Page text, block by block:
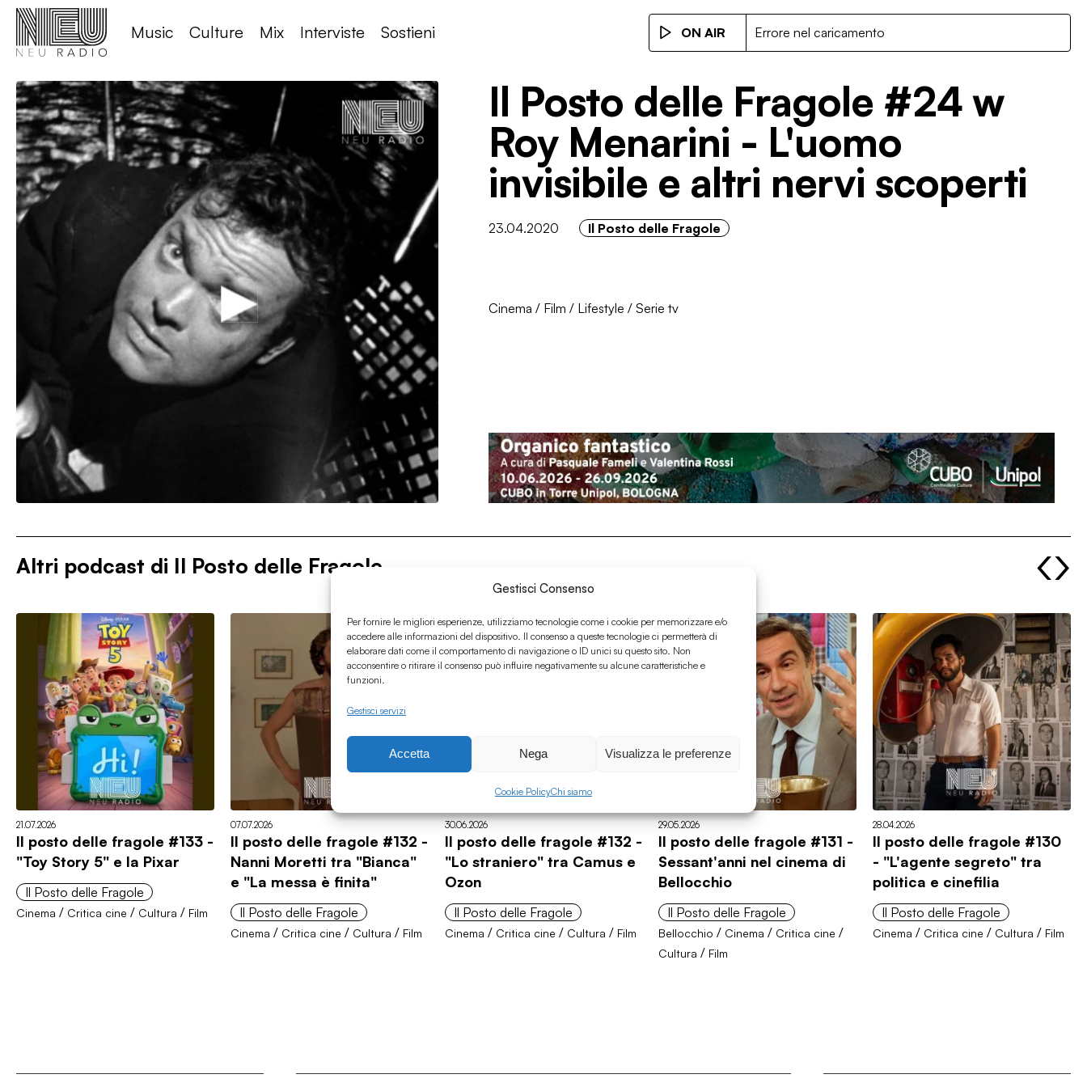
Gestisci Consenso
Per fornire le migliori esperienze, utilizziamo tecnologie come i cookie per memorizzare e/o
accedere alle informazioni del dispositivo. Il consenso a queste tecnologie ci permetterà di
elaborare dati come il comportamento di navigazione o ID unici su questo sito. Non
acconsentire o ritirare il consenso può influire negativamente su alcune caratteristiche e
funzioni.
Gestisci servizi
Accetta Nega Visualizza le preferenze
Cookie PolicyChi siamo
Music Culture Mix Interviste Sostieni ON AIR Errore nel caricamento
Il Posto delle Fragole #24 w
Roy Menarini - L'uomo
invisibile e altri nervi scoperti
23.04.2020 Il Posto delle Fragole
Cinema / Film / Lifestyle / Serie tv
Altri podcast di Il Posto delle Fragole
21.07.2026
Il posto delle fragole #133 -
"Toy Story 5" e la Pixar
Il Posto delle Fragole
Cinema / Critica cine / Cultura / Film
07.07.2026
Il posto delle fragole #132 -
Nanni Moretti tra "Bianca"
e "La messa è finita"
Il Posto delle Fragole
Cinema / Critica cine / Cultura / Film
30.06.2026
Il posto delle fragole #132 -
"Lo straniero" tra Camus e
Ozon
Il Posto delle Fragole
Cinema / Critica cine / Cultura / Film
29.05.2026
Il posto delle fragole #131 -
Sessant'anni nel cinema di
Bellocchio
Il Posto delle Fragole
Bellocchio / Cinema / Critica cine /
Cultura / Film
28.04.2026
Il posto delle fragole #130
- "L'agente segreto" tra
politica e cinefilia
Il Posto delle Fragole
Cinema / Critica cine / Cultura / Film
‹›